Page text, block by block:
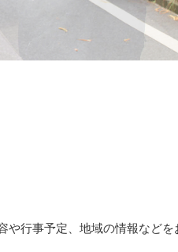
や行事予定、地域の情報などを